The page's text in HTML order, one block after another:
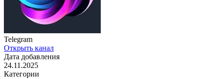
Telegram
Открыть канал
Дата добавления
24.11.2025
Категории